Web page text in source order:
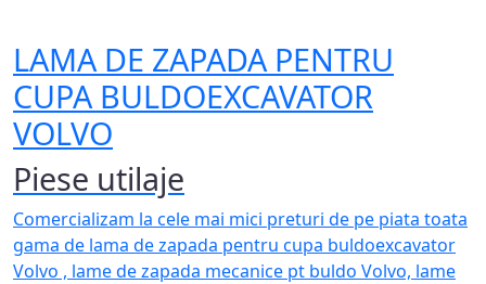
LAMA DE ZAPADA PENTRU
CUPA BULDOEXCAVATOR
VOLVO
Piese utilaje
Comercializam la cele mai mici preturi de pe piata toata
gama de lama de zapada pentru cupa buldoexcavator
Volvo , lame de zapada mecanice pt buldo Volvo, lame